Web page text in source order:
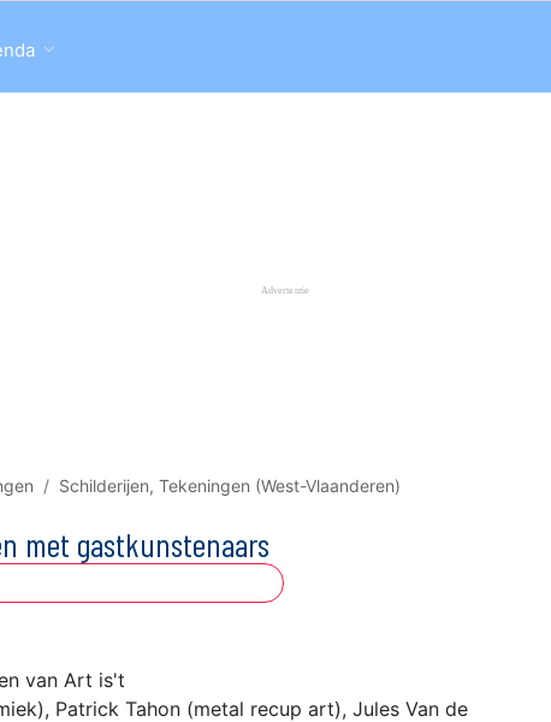
Schilderijen, Tekeningen (West-Vlaanderen)
met gastkunstenaars
van Art is't
Patrick Tahon (metal recup art), Jules Van de